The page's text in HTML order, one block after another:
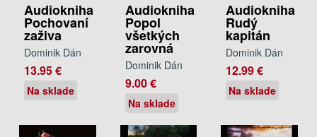
Audiokniha
Pochovaní
zaživa
Dominik Dán
13.95 €
Na sklade
Audiokniha
Popol
všetkých
zarovná
Dominik Dán
9.00 €
Na sklade
Audiokniha
Rudý
kapitán
Dominik Dán
12.99 €
Na sklade